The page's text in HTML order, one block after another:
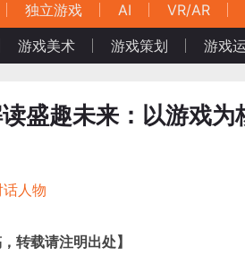
独立游戏 AI VR/AR
游戏美术 游戏策划 游戏
盛趣未来：以游戏
话人物
转载请注明出处】